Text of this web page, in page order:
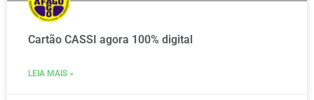
Cartão CASSI agora 100% digital
LEIA MAIS »